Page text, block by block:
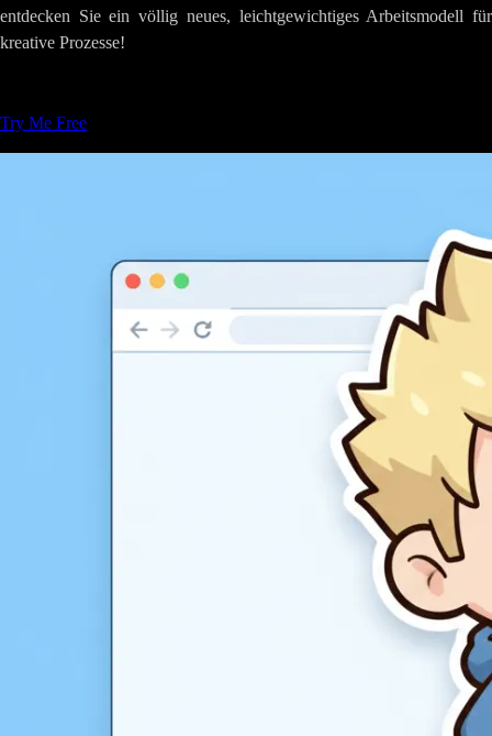
entdecken Sie ein völlig neues, leichtgewichtiges Arbeitsmodell für
kreative Prozesse!
Try Me Free